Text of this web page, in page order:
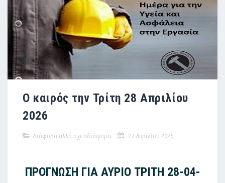
Ο καιρός την Τρίτη 28 Απριλίου
2026
Διάφορα αλλά όχι αδιάφορα 27 Απριλίου 2026
ΠΡΟΓΝΩΣΗ ΓΙΑ ΑΥΡΙΟ ΤΡΙΤΗ 28-04-